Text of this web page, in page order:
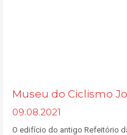
Museu do Ciclismo
09.08.2021
O edifício do antigo Refeitório